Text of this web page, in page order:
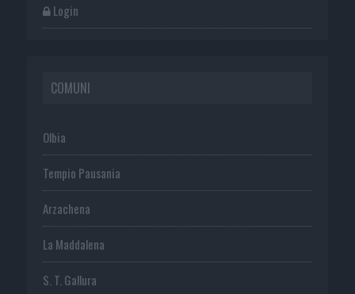
Login
COMUNI
Olbia
Tempio Pausania
Arzachena
La Maddalena
S. T. Gallura